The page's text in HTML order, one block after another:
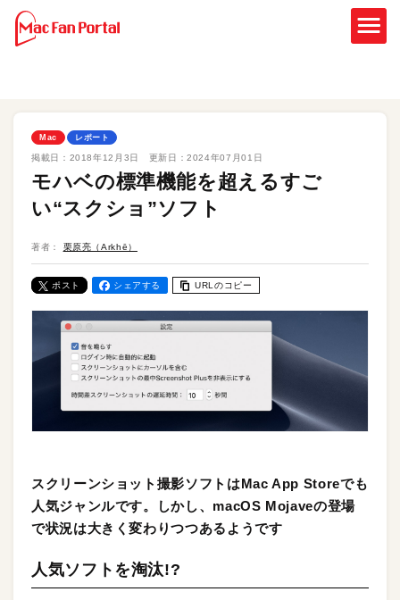
Mac レポート
掲載日： 2018年12月3日 更新日：2024年07月01日
モハベの標準機能を超えるすご
い“スクショ”ソフト
著者： 栗原亮（Arkhē）
ポスト シェアする URLのコピー
スクリーンショット撮影ソフトはMac App Storeでも
人気ジャンルです。しかし、macOS Mojaveの登場
で状況は大きく変わりつつあるようです
人気ソフトを淘汰!?